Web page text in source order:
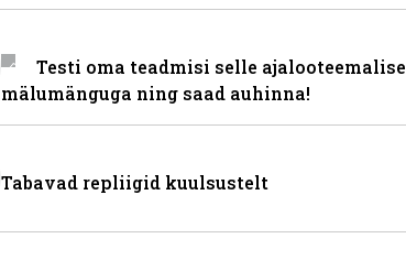
Testi oma teadmisi selle ajalooteemalise
mälumänguga ning saad auhinna!
Tabavad repliigid kuulsustelt